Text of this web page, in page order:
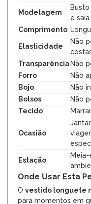
Modelagem
e
Comprimento
Elasticidade
Não
Transparência Não
Forro
Não
Bojo
Não
Bolsos
Não
Tecido
Ocasião
Estação
Onde Usar Esta
O vestido longuete
para momentos em